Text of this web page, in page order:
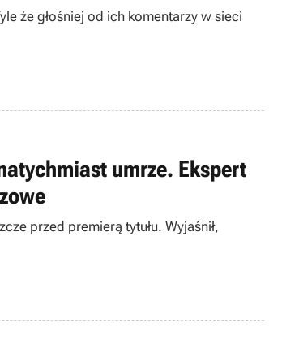
że głośniej od ich komentarzy w sieci
umrze. Ekspert
przed premierą tytułu. Wyjaśnił,